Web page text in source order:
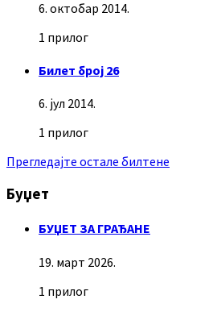
6. октобар 2014.
1 прилог
Билет број 26
6. јул 2014.
1 прилог
Прегледајте остале билтене
Буџет
БУЏЕТ ЗА ГРАЂАНЕ
19. март 2026.
1 прилог